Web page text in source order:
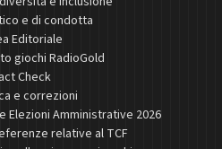
e di condotta
Editoriale
giochi RadioGold
Check
e correzioni
Elezioni Amministrative 2026
relative al TCF